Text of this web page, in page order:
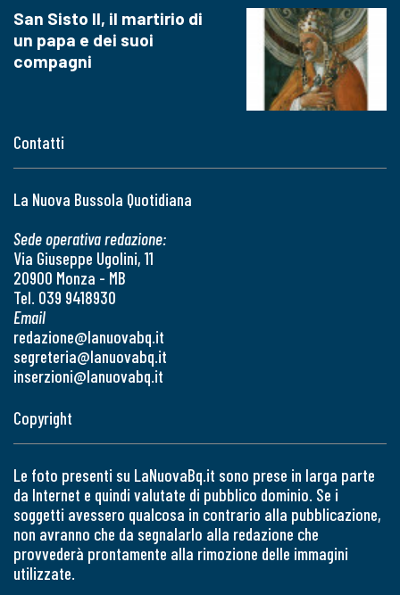
Contatti
La Nuova Bussola Quotidiana
Sede operativa redazione:
Via Giuseppe Ugolini, 11
20900 Monza - MB
Tel. 039 9418930
Email
redazione@lanuovabq.it
segreteria@lanuovabq.it
inserzioni@lanuovabq.it
San Sisto II, il martirio di
un papa e dei suoi
compagni
Copyright
Le foto presenti su LaNuovaBq.it sono prese in larga parte
da Internet e quindi valutate di pubblico dominio. Se i
soggetti avessero qualcosa in contrario alla pubblicazione,
non avranno che da segnalarlo alla redazione che
provvederà prontamente alla rimozione delle immagini
utilizzate.